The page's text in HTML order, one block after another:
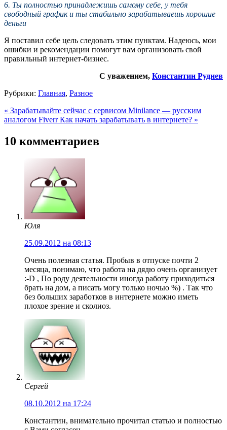
6. Ты полностью принадлежишь самому себе, у тебя
свободный график и ты стабильно зарабатываешь хорошие
деньги
Я поставил себе цель следовать этим пунктам. Надеюсь, мои
ошибки и рекомендации помогут вам организовать свой
правильный интернет-бизнес.
С уважением, Константин Руднев
Рубрики: Главная, Разное
« Зарабатывайте сейчас с сервисом Minilance — русским
аналогом FiverrКак начать зарабатывать в интернете? »
10 комментариев
Юля
25.09.2012 на 08:13
Очень полезная статья. Пробыв в отпуске почти 2
месяца, понимаю, что работа на дядю очень организует
:-D , По роду деятельности иногда работу приходиться
брать на дом, а писать могу только ночью %) . Так что
без больших заработков в интернете можно иметь
плохое зрение и сколиоз.
Сергей
08.10.2012 на 17:24
Константин, внимательно прочитал статью и полностью